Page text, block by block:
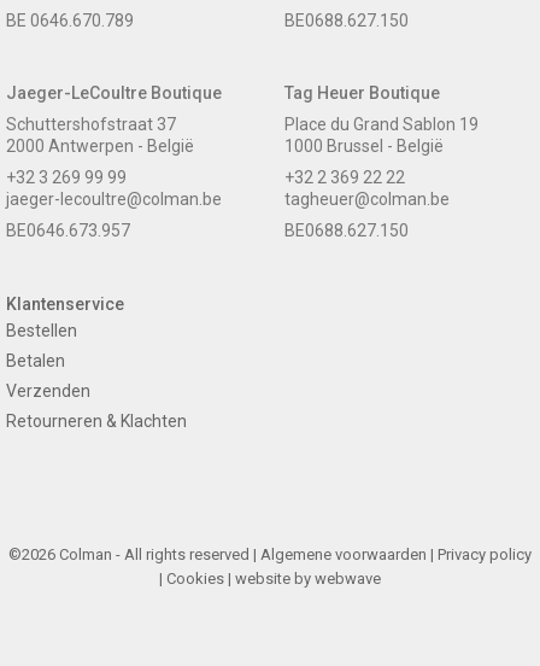
BE 0646.670.789
BE0688.627.150
Jaeger-LeCoultre Boutique
Schuttershofstraat 37
2000 Antwerpen - België
+32 3 269 99 99
jaeger-lecoultre@colman.be
BE0646.673.957
Tag Heuer Boutique
Place du Grand Sablon 19
1000 Brussel - België
+32 2 369 22 22
tagheuer@colman.be
BE0688.627.150
Klantenservice
Bestellen
Betalen
Verzenden
Retourneren & Klachten
©2026 Colman - All rights reserved | Algemene voorwaarden | Privacy policy
| Cookies | website by webwave